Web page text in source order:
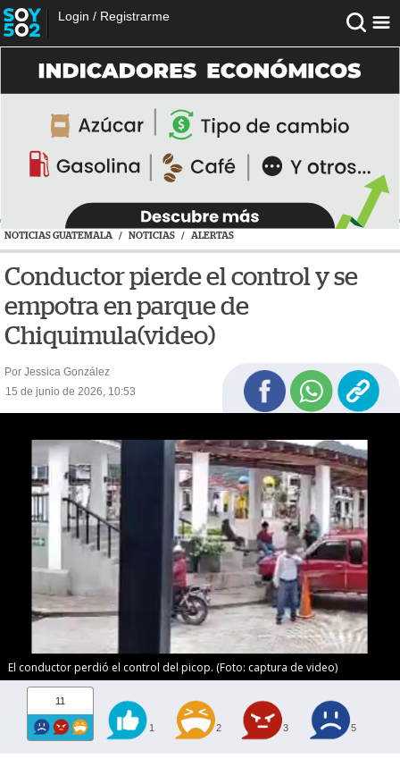
Login / Registrarme
NOTICIAS GUATEMALA / NOTICIAS / ALERTAS
Conductor pierde el control y se
empotra en parque de
Chiquimula(video)
Por Jessica González
15 de junio de 2026, 10:53
El conductor perdió el control del picop. (Foto: captura de video)
11
1 2 3 5